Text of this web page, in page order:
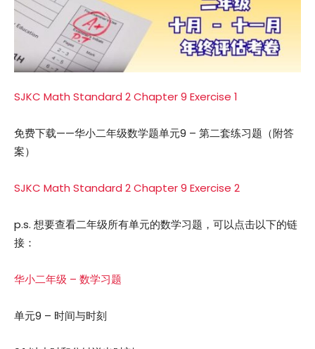
SJKC Math Standard 2 Chapter 9 Exercise 1
免费下载——华小二年级数学题单元9 – 第二套练习题（附答
案）
SJKC Math Standard 2 Chapter 9 Exercise 2
p.s. 想要查看二年级所有单元的数学习题，可以点击以下的链
接：
华小二年级 – 数学习题
单元9 – 时间与时刻